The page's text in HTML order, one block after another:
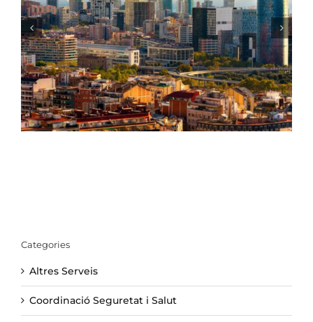
El model de rehabilitació de Barcelona
Categories
Altres Serveis
Coordinació Seguretat i Salut